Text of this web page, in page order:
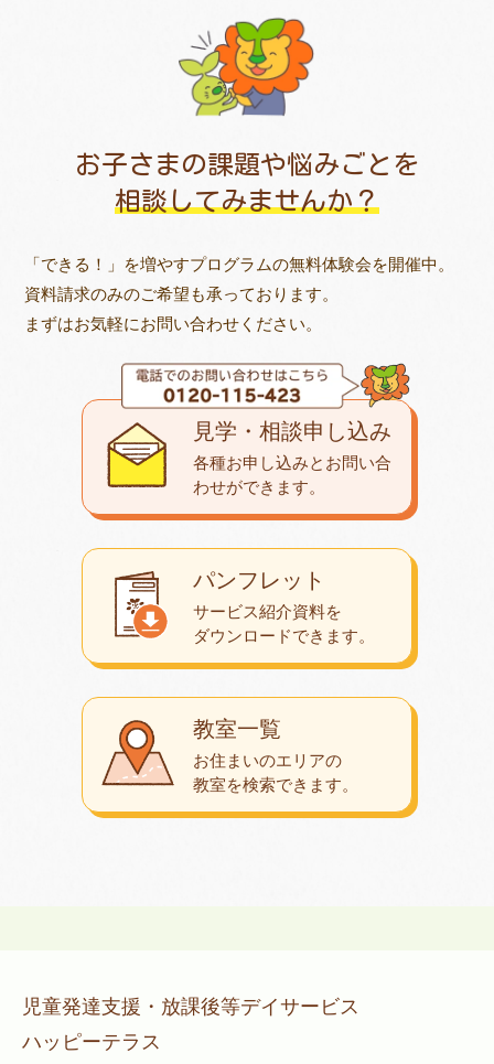
お子さまの課題や悩みごとを
相談してみませんか？
「できる！」を増やすプログラムの無料体験会を開催中。
資料請求のみのご希望も承っております。
まずはお気軽にお問い合わせください。
教室一覧
お住まいのエリアの
教室を検索できます。
パンフレット
サービス紹介資料を
ダウンロードできます。
見学・相談申し込み
各種お申し込みとお問い合
わせができます。
児童発達支援・放課後等デイサービス
ハッピーテラス